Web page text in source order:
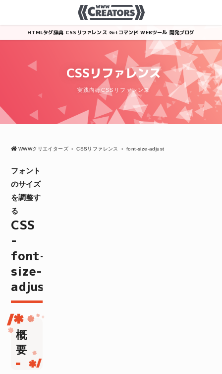
HTMLタグ辞典 CSSリファレンス Gitコマンド WEBツール 開発ブログ
CSSリファレンス
実践向けCSSリファレンス
WWWクリエイターズ › CSSリファレンス › font-size-adjust
フォント
のサイズ
を調整す
る
CSS
-
font-
size-
adjust
概
要